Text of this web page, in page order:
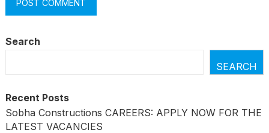
Search
SEARCH
Recent Posts
Sobha Constructions CAREERS: APPLY NOW FOR THE
LATEST VACANCIES